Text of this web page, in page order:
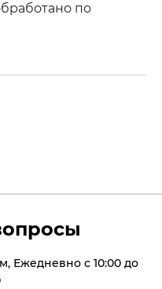
по
Ежедневно с 10:00 до